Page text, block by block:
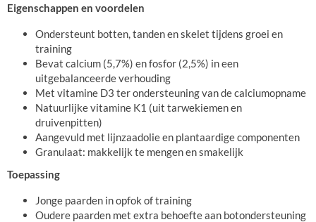
Eigenschappen en voordelen
Ondersteunt botten, tanden en skelet tijdens groei en
training
Bevat calcium (5,7%) en fosfor (2,5%) in een
uitgebalanceerde verhouding
Met vitamine D3 ter ondersteuning van de calciumopname
Natuurlijke vitamine K1 (uit tarwekiemen en
druivenpitten)
Aangevuld met lijnzaadolie en plantaardige componenten
Granulaat: makkelijk te mengen en smakelijk
Toepassing
Jonge paarden in opfok of training
Oudere paarden met extra behoefte aan botondersteuning